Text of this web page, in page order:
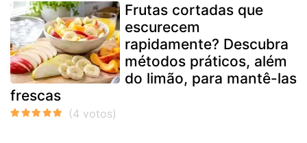
Frutas cortadas que
escurecem
rapidamente? Descubra
métodos práticos, além
do limão, para mantê-las
frescas